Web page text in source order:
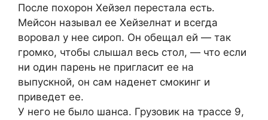
После похорон Хейзел перестала есть.
Мейсон называл ее Хейзелнат и всегда
воровал у нее сироп. Он обещал ей — так
громко, чтобы слышал весь стол, — что если
ни один парень не пригласит ее на
выпускной, он сам наденет смокинг и
приведет ее.
У него не было шанса. Грузовик на трассе 9,